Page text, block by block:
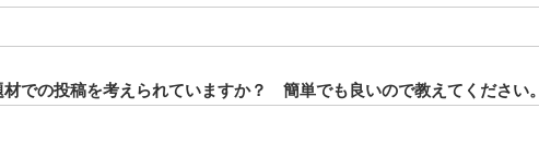
材での投稿を考えられていますか？ 簡単でも良いので教えてください。